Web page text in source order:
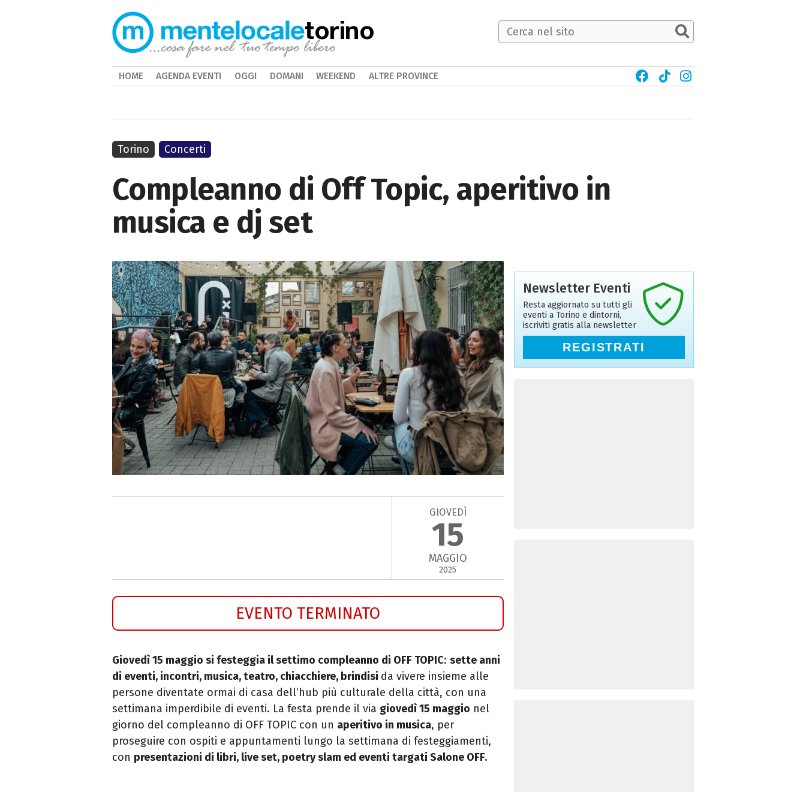
Compleanno di Off Topic, aperitivo in
musica e dj set
GIOVEDÌ
15
MAGGIO
2025
EVENTO TERMINATO
Giovedì 15 maggio si festeggia il settimo compleanno di OFF TOPIC: sette anni
di eventi, incontri, musica, teatro, chiacchiere, brindisi da vivere insieme alle
persone diventate ormai di casa dell’hub più culturale della città, con una
settimana imperdibile di eventi. La festa prende il via giovedì 15 maggio nel
giorno del compleanno di OFF TOPIC con un aperitivo in musica, per
proseguire con ospiti e appuntamenti lungo la settimana di festeggiamenti,
con presentazioni di libri, live set, poetry slam ed eventi targati Salone OFF.
Torino Concerti
Newsletter Eventi
Resta aggiornato su tutti gli
eventi a Torino e dintorni,
iscriviti gratis alla newsletter
REGISTRATI
torino
HOME AGENDA EVENTI OGGI DOMANI WEEKEND ALTRE PROVINCE